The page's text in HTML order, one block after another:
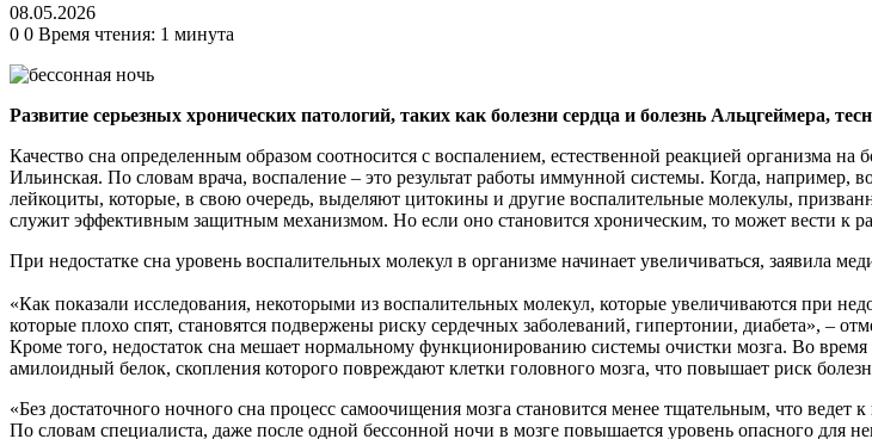
08.05.2026
0 0 Время чтения: 1 минута
Развитие серьезных хронических патологий, таких как болезни сердца и болезнь Альцгеймера,
Качество сна определенным образом соотносится с воспалением, естественной реакцией организма
Ильинская. По словам врача, воспаление – это результат работы иммунной системы. Когда, например,
лейкоциты, которые, в свою очередь, выделяют цитокины и другие воспалительные молекулы,
служит эффективным защитным механизмом. Но если оно становится хроническим, то может вести к
При недостатке сна уровень воспалительных молекул в организме начинает увеличиваться, заявила
«Как показали исследования, некоторыми из воспалительных молекул, которые увеличиваются при
которые плохо спят, становятся подвержены риску сердечных заболеваний, гипертонии, диабета», –
Кроме того, недостаток сна мешает нормальному функционированию системы очистки мозга. Во время
амилоидный белок, скопления которого повреждают клетки головного мозга, что повышает риск
«Без достаточного ночного сна процесс самоочищения мозга становится менее тщательным, что
По словам специалиста, даже после одной бессонной ночи в мозге повышается уровень опасного для